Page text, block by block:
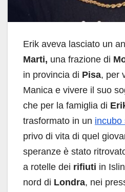
Erik aveva lasciato un
Marti, una frazione di
in provincia di Pisa, per
Manica e vivere il suo
che per la famiglia di
trasformato in un incubo
privo di vita di quel
speranze è stato
a rotelle dei rifiuti in
nord di Londra, nei